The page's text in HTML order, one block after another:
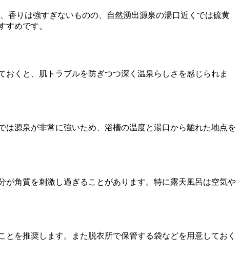
香りは強すぎないものの、自然湧出源泉の湯口近くでは硫黄
めです。
くと、肌トラブルを防ぎつつ深く温泉らしさを感じられま
源泉が非常に強いため、浴槽の温度と湯口から離れた地点を
角質を刺激し過ぎることがあります。特に露天風呂は空気や
を推奨します。また脱衣所で保管する袋などを用意しておく